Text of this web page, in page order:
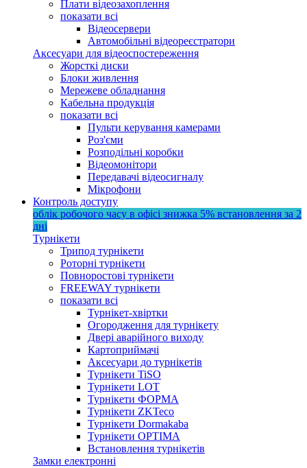
Плати відеозахоплення
показати всі
Відеосервери
Автомобільні відеореєстратори
Аксесуари для відеоспостереження
Жорсткі диски
Блоки живлення
Мережеве обладнання
Кабельна продукція
показати всі
Пульти керування камерами
Роз'єми
Розподільні коробки
Відеомонітори
Передавачі відеосигналу
Мікрофони
Контроль доступу
облік робочого часу в офісі знижка 5% встановлення за 2
дні
Турнікети
Трипод турнікети
Роторні турнікети
Повноростові турнікети
FREEWAY турнікети
показати всі
Турнікет-хвіртки
Огородження для турнікету
Двері аварійного виходу
Картоприймачі
Аксесуари до турнікетів
Турнікети TiSO
Турнікети LOT
Турнікети ФОРМА
Турнікети ZKTeco
Турнікети Dormakaba
Турнікети OPTIMA
Встановлення турнікетів
Замки електронні